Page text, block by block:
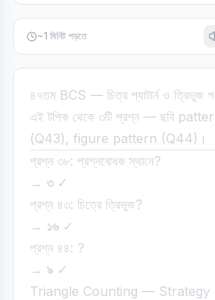
~1 মিনিট পড়তে
৪৭তম BCS — চিত্র প্যাটার্ন ও ত্রিভুজ
এই টপিক থেকে ৩টি প্রশ্ন — ছবি
(Q43), figure pattern (Q44)।
প্রশ্ন ৩৮: প্রশ্নবোধক স্থানে?
→ ৩✓
প্রশ্ন ৪৩: চিত্রে ত্রিভুজ?
→ ১৬ ✓
প্রশ্ন ৪৪: ?
→ ৯ ✓
Triangle Counting — Strategy